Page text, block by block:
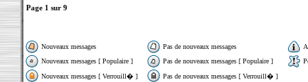
Page 1 sur 9
Nouveaux messages Pas de nouveaux messages
Nouveaux messages [ Populaire ]
Pas de nouveaux messages [ Populaire ]
Nouveaux messages [ Verrouill� ]
Pas de nouveaux messages [ Verrouill� ]